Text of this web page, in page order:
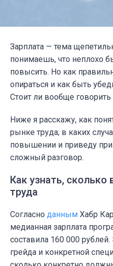
Зарплата — тема
понимаешь, что неплохо
повысить. Но как
опираться и как быть
Стоит ли вообще говорить
Ниже я расскажу, как
рынке труда; в каких
повышении и приведу
сложный разговор.
Как узнать,
труда
Согласно данным Хабр
медианная зарплата
составила 160 000
грейда и конкретной